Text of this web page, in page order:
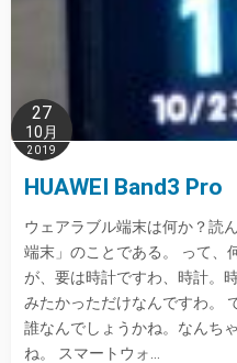
27
10月
2019
HUAWEI Band3 Pro
ウェアラブル端末は何か？読
端末」のことである。 って、
が、要は時計ですわ、時計。
みたかっただけなんですわ。
誰なんでしょうかね。なんち
ね。 スマートウォ…